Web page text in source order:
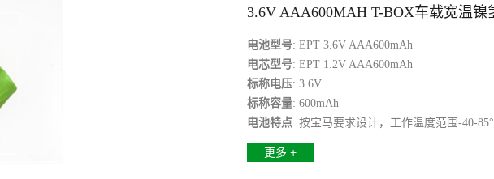
3.6V AAA600MAH T-BOX车载宽温镍
电池型号: EPT 3.6V AAA600mAh
电芯型号: EPT 1.2V AAA600mAh
标称电压: 3.6V
标称容量: 600mAh
电池特点: 按宝马要求设计，工作温度范围-40-
更多 +